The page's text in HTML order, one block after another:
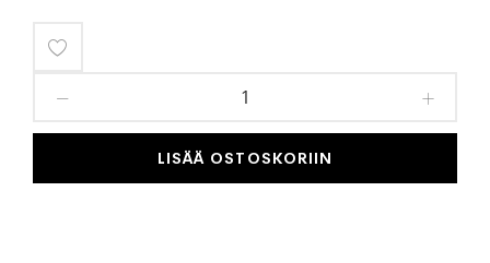
toivelistaan
LISÄÄ OSTOSKORIIN